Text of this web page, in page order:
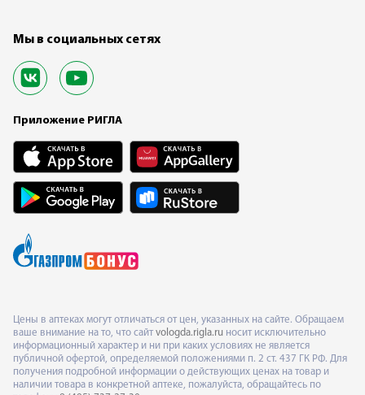
Мы в социальных сетях
Приложение РИГЛА
Цены в аптеках могут отличаться от цен, указанных на сайте. Обращаем
ваше внимание на то, что сайт vologda.rigla.ru носит исключительно
информационный характер и ни при каких условиях не является
публичной офертой, определяемой положениями п. 2 ст. 437 ГК РФ. Для
получения подробной информации о действующих ценах на товар и
наличии товара в конкретной аптеке, пожалуйста, обращайтесь по